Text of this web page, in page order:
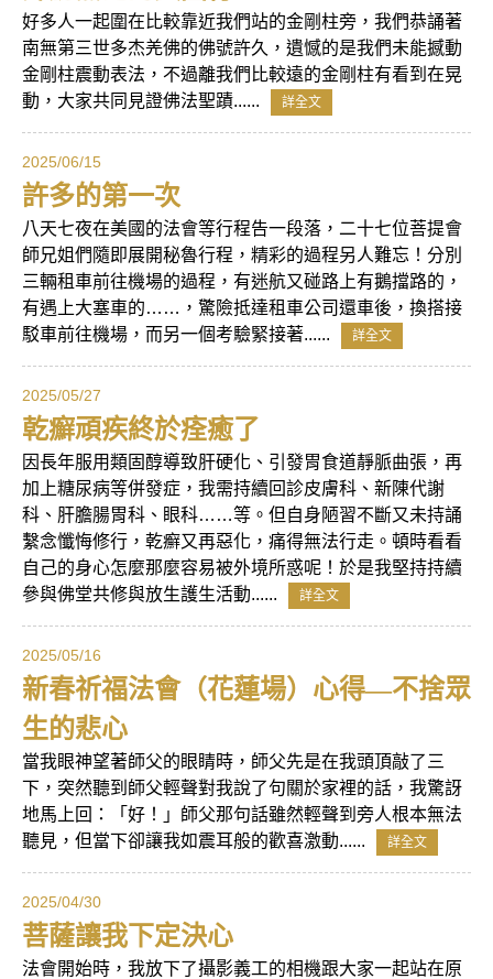
好多人一起圍在比較靠近我們站的金剛柱旁，我們恭誦著
南無第三世多杰羌佛的佛號許久，遺憾的是我們未能撼動
金剛柱震動表法，不過離我們比較遠的金剛柱有看到在晃
動，大家共同見證佛法聖蹟......
詳全文
2025/06/15
許多的第一次
八天七夜在美國的法會等行程告一段落，二十七位菩提會
師兄姐們隨即展開秘魯行程，精彩的過程另人難忘！分別
三輛租車前往機場的過程，有迷航又碰路上有鵝擋路的，
有遇上大塞車的……，驚險抵達租車公司還車後，換搭接
駁車前往機場，而另一個考驗緊接著......
詳全文
2025/05/27
乾癬頑疾終於痊癒了
因長年服用類固醇導致肝硬化、引發胃食道靜脈曲張，再
加上糖尿病等併發症，我需持續回診皮膚科、新陳代謝
科、肝膽腸胃科、眼科……等。但自身陋習不斷又未持誦
繫念懺悔修行，乾癬又再惡化，痛得無法行走。頓時看看
自己的身心怎麼那麼容易被外境所惑呢！於是我堅持持續
參與佛堂共修與放生護生活動......
詳全文
2025/05/16
新春祈福法會（花蓮場）心得—不捨眾
生的悲心
當我眼神望著師父的眼睛時，師父先是在我頭頂敲了三
下，突然聽到師父輕聲對我說了句關於家裡的話，我驚訝
地馬上回：「好！」師父那句話雖然輕聲到旁人根本無法
聽見，但當下卻讓我如震耳般的歡喜激動......
詳全文
2025/04/30
菩薩讓我下定決心
法會開始時，我放下了攝影義工的相機跟大家一起站在原